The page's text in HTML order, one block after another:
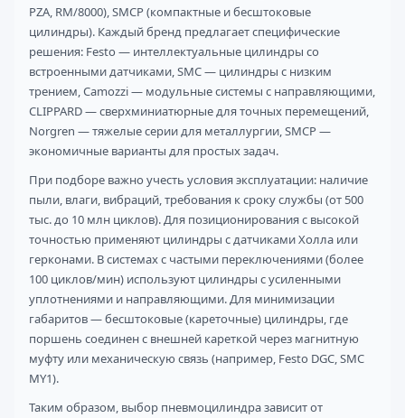
PZA, RM/8000), SMCP (компактные и бесштоковые
цилиндры). Каждый бренд предлагает специфические
решения: Festo — интеллектуальные цилиндры со
встроенными датчиками, SMC — цилиндры с низким
трением, Camozzi — модульные системы с направляющими,
CLIPPARD — сверхминиатюрные для точных перемещений,
Norgren — тяжелые серии для металлургии, SMCP —
экономичные варианты для простых задач.
При подборе важно учесть условия эксплуатации: наличие
пыли, влаги, вибраций, требования к сроку службы (от 500
тыс. до 10 млн циклов). Для позиционирования с высокой
точностью применяют цилиндры с датчиками Холла или
герконами. В системах с частыми переключениями (более
100 циклов/мин) используют цилиндры с усиленными
уплотнениями и направляющими. Для минимизации
габаритов — бесштоковые (кареточные) цилиндры, где
поршень соединен с внешней кареткой через магнитную
муфту или механическую связь (например, Festo DGC, SMC
MY1).
Таким образом, выбор пневмоцилиндра зависит от